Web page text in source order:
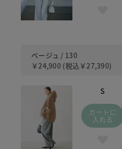
ベージュ / 130
￥24,900 (税込 ￥27,390)
S
カートに
入れる